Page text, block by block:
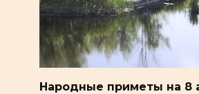
Народные приметы на 8